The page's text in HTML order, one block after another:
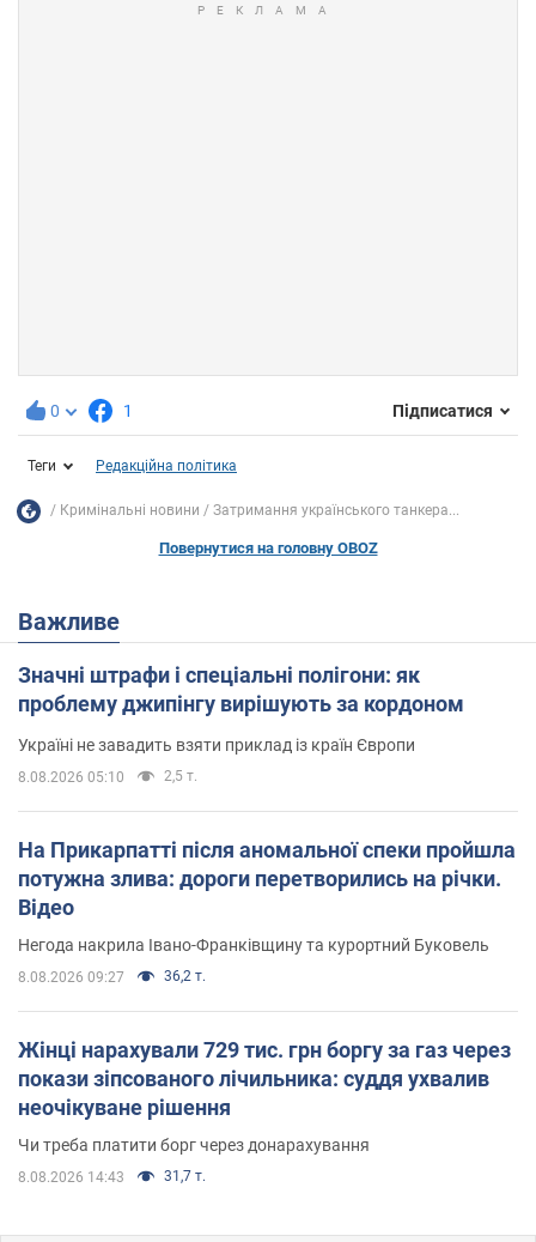
0 1 Підписатися
Теги Редакційна політика
Кримінальні новини Затримання українського танкера...
Повернутися на головну OBOZ
Важливе
Значні штрафи і спеціальні полігони: як
проблему джипінгу вирішують за кордоном
Україні не завадить взяти приклад із країн Європи
8.08.2026 05:10 2,5 т.
На Прикарпатті після аномальної спеки пройшла
потужна злива: дороги перетворились на річки.
Відео
Негода накрила Івано-Франківщину та курортний Буковель
8.08.2026 09:27 36,2 т.
Жінці нарахували 729 тис. грн боргу за газ через
покази зіпсованого лічильника: суддя ухвалив
неочікуване рішення
Чи треба платити борг через донарахування
8.08.2026 14:43 31,7 т.